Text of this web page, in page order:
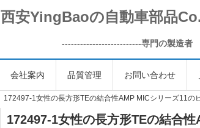
西安YingBaoの自動車部品
--------------------------専門の製造者
会社案内 品質管理 お問い合わせ
172497-1女性の長方形TEの結合性AMP MICシリーズ11の
172497-1女性の長方形TEの結合